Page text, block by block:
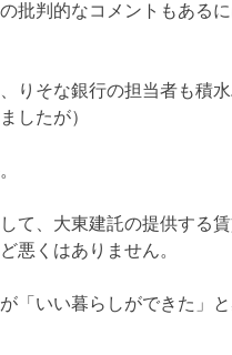
批判的なコメントもある
りそな銀行の担当者も積
したが）
て、大東建託の提供する
悪くはありません。
「いい暮らしができた」